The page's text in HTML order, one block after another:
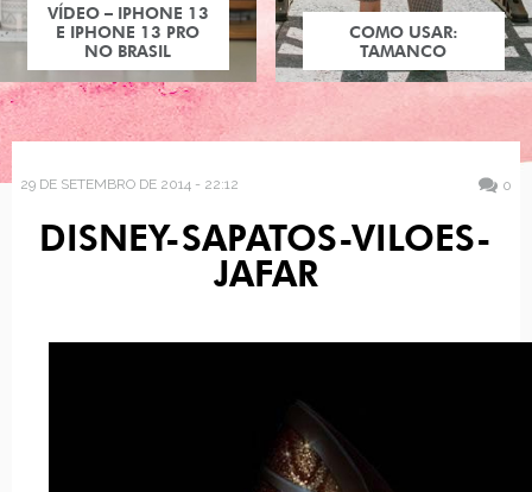
VÍDEO – IPHONE 13
E IPHONE 13 PRO
NO BRASIL
COMO USAR:
TAMANCO
29 DE SETEMBRO DE 2014 - 22:12 0
DISNEY-SAPATOS-VILOES-
JAFAR